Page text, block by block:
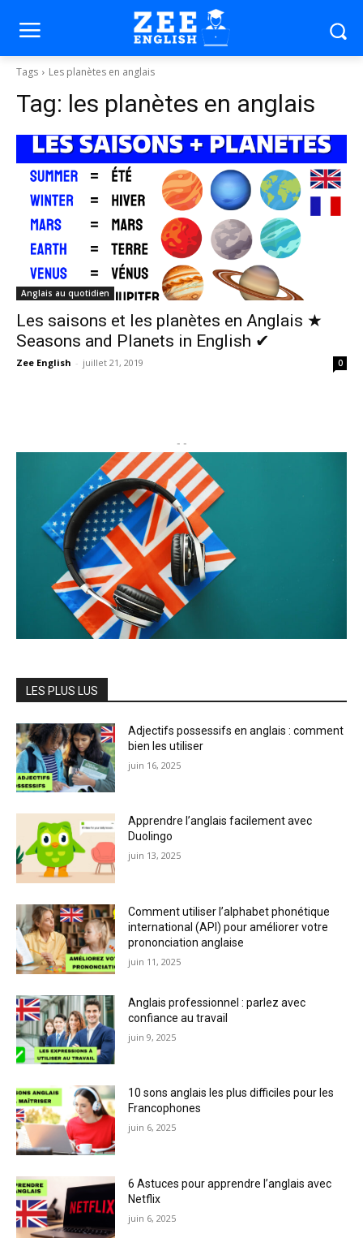
Tags Les planètes en anglais
Tag: les planètes en anglais
Anglais au quotidien
Les saisons et les planètes en Anglais ★
Seasons and Planets in English ✔
Zee English - juillet 21, 2019 0
- -
LES PLUS LUS
Adjectifs possessifs en anglais : comment
bien les utiliser
juin 16, 2025
Apprendre l’anglais facilement avec
Duolingo
juin 13, 2025
Comment utiliser l’alphabet phonétique
international (API) pour améliorer votre
prononciation anglaise
juin 11, 2025
Anglais professionnel : parlez avec
confiance au travail
juin 9, 2025
10 sons anglais les plus difficiles pour les
Francophones
juin 6, 2025
6 Astuces pour apprendre l’anglais avec
Netflix
juin 6, 2025